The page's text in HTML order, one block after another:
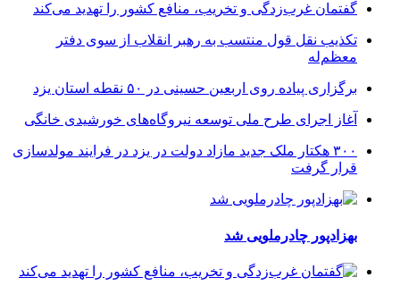
گفتمان غرب‌زدگی و تخریب، منافع کشور را تهدید می‌کند
تکذیب نقل قول منتسب به رهبر انقلاب از سوی دفتر
معظم‌له
برگزاری پیاده روی اربعین حسینی در ۵۰ نقطه استان یزد
آغاز اجرای طرح ملی توسعه نیروگاه‌های خورشیدی خانگی
۳۰۰ هکتار ملک جدید مازاد دولت در یزد در فرایند مولدسازی
قرار گرفت
بهزادپور چادرملویی شد